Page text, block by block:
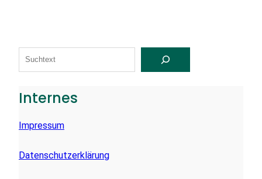
C
Internes
Impressum
Datenschutzerklärung